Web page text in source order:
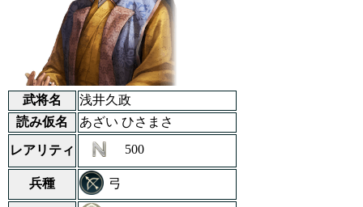
武将名
浅井久政
読み仮名
あざい ひさまさ
レアリティ 500
兵種 弓